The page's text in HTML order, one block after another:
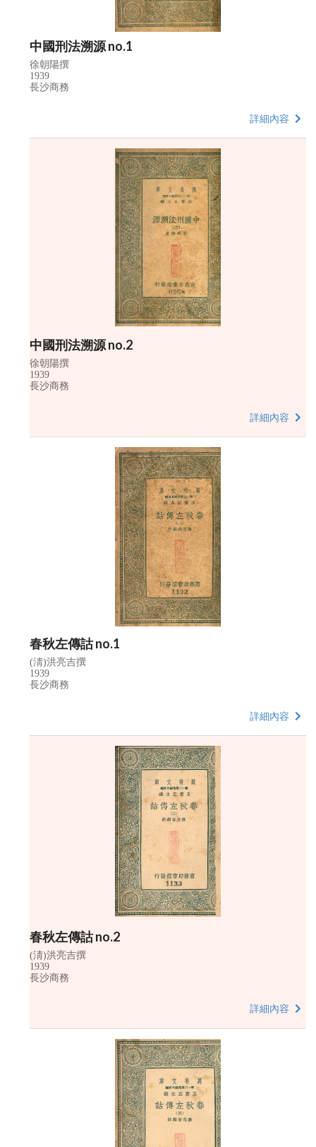
中國刑法溯源 no.1
徐朝陽撰
1939
長沙商務
詳細內容
中國刑法溯源 no.2
徐朝陽撰
1939
長沙商務
詳細內容
春秋左傳詁 no.1
(淸)洪亮吉撰
1939
長沙商務
詳細內容
春秋左傳詁 no.2
(淸)洪亮吉撰
1939
長沙商務
詳細內容